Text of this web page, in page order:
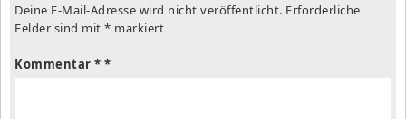
Deine E-Mail-Adresse wird nicht veröffentlicht. Erforderliche
Felder sind mit * markiert
Kommentar *